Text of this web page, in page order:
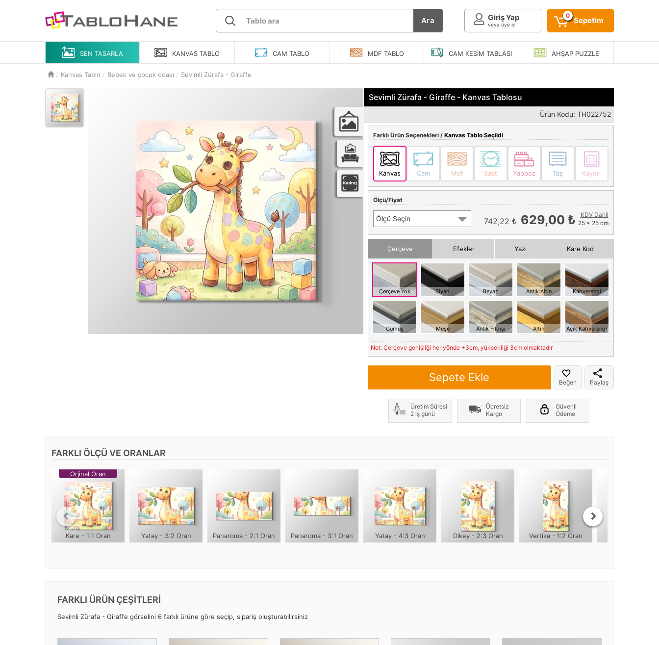
Ara Giriş Yap
veya üye ol
0
Sepetim
SEN TASARLA KANVAS TABLO CAM TABLO MDF TABLO CAM KESIM TABLASI AHŞAPPUZZLE
Kanvas Tablo Bebek ve çocuk odası Sevimli Zürafa - Giraffe
Sevimli Zürafa - Giraffe - Kanvas Tablosu
Ürün Kodu: TH022752
Farklı Ürün Seçenekleri / Kanvas Tablo Seçildi
Kanvas Cam Mdf Saat Yapboz Taş Kaydır
Ölçü/Fiyat
Ölçü Seçin 742,22 ₺ 629,00 ₺
KDV Dahil
25 x 25 cm
Çerçeve Efekler Yazı Kare Kod
Çerçeve Yok Siyah Beyaz Antik Altın Kahverengi
Gümüş Meşe Antik Fildişi Altın Açık Kahverengi
Not: Çerçeve genişliği her yönde +3cm, yüksekliği 3cm olmaktadır
Sepete Ekle Beğen Paylaş
Üretim Süresi
2 iş günü
Ücretsiz
Kargo
Güvenli
Ödeme
FARKLI ÖLÇÜ VE ORANLAR
Orjinal Oran
Kare - 1:1 Oran Yatay - 3:2 Oran Panaroma - 2:1 Oran Panaroma - 3:1 Oran Yatay - 4:3 Oran Dikey - 2:3 Oran Vertika - 1:2 Oran Vertika - 1:3
FARKLI ÜRÜN ÇEŞİTLERİ
Sevimli Zürafa - Giraffe görselini 6 farklı ürüne göre seçip, sipariş oluşturabilirsiniz